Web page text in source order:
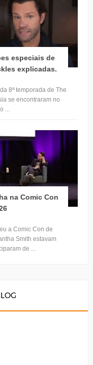
especiais de
explicadas.
8ª temporada de The
se encontraram no
...
na Comic Con
a Comic Con de
Smith estavam
de ...